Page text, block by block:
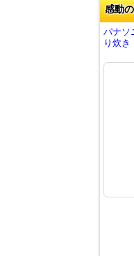
感動
パナ
り炊